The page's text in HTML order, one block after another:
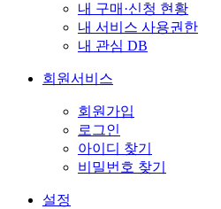
내 구매·신청 현황
내 서비스 사용권한
내 관심 DB
회원서비스
회원가입
로그인
아이디 찾기
비밀번호 찾기
설정